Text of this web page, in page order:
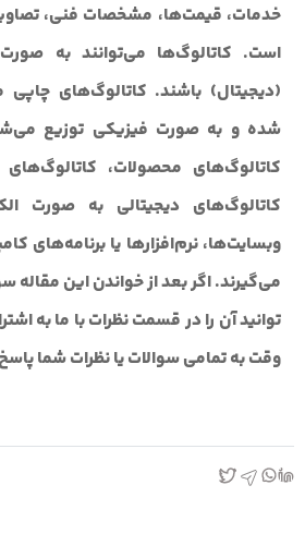
خدمات، قیمت‌ها، مشخصات فنی،
است. کاتالوگ‌ها می‌توانند به صورت
(دیجیتال) باشند. کاتالوگ‌های
شده و به صورت فیزیکی توزیع
کاتالوگ‌های محصولات، کاتالوگ‌های
کاتالوگ‌های دیجیتالی به صورت
وبسایت‌ها، نرم‌افزارها یا برنامه‌های
می‌گیرند. اگر بعد از خواندن این مقاله
توانید آن را در قسمت نظرات با ما به
وقت به تمامی سوالات یا نظرات شما